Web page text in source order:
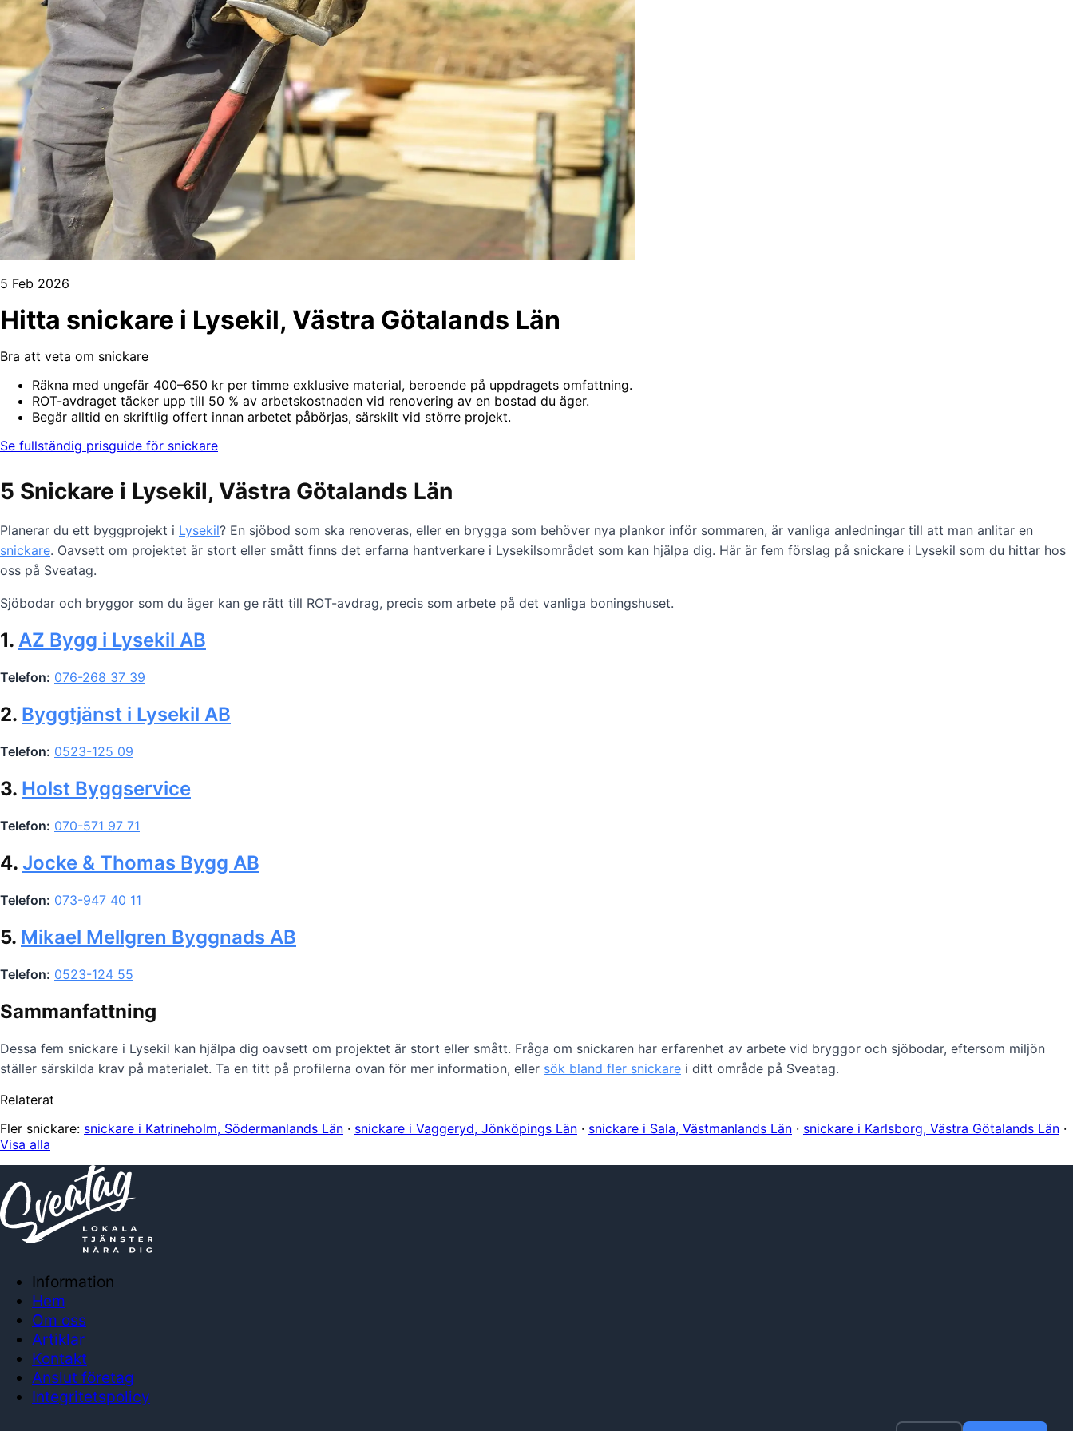
5 Feb 2026
Hitta snickare i Lysekil, Västra Götalands Län
Bra att veta om snickare
Räkna med ungefär 400–650 kr per timme exklusive material, beroende på uppdragets omfattning.
ROT-avdraget täcker upp till 50 % av arbetskostnaden vid renovering av en bostad du äger.
Begär alltid en skriftlig offert innan arbetet påbörjas, särskilt vid större projekt.
Se fullständig prisguide för snickare
5 Snickare i Lysekil, Västra Götalands Län
Planerar du ett byggprojekt i Lysekil? En sjöbod som ska renoveras, eller en brygga som behöver nya plankor inför sommaren, är vanliga anledningar till att man anlitar en
snickare. Oavsett om projektet är stort eller smått finns det erfarna hantverkare i Lysekilsområdet som kan hjälpa dig. Här är fem förslag på snickare i Lysekil som du hittar hos
oss på Sveatag.
Sjöbodar och bryggor som du äger kan ge rätt till ROT-avdrag, precis som arbete på det vanliga boningshuset.
1. AZ Bygg i Lysekil AB
Telefon: 076-268 37 39
2. Byggtjänst i Lysekil AB
Telefon: 0523-125 09
3. Holst Byggservice
Telefon: 070-571 97 71
4. Jocke & Thomas Bygg AB
Telefon: 073-947 40 11
5. Mikael Mellgren Byggnads AB
Telefon: 0523-124 55
Sammanfattning
Dessa fem snickare i Lysekil kan hjälpa dig oavsett om projektet är stort eller smått. Fråga om snickaren har erfarenhet av arbete vid bryggor och sjöbodar, eftersom miljön
ställer särskilda krav på materialet. Ta en titt på profilerna ovan för mer information, eller sök bland fler snickare i ditt område på Sveatag.
Relaterat
Fler snickare: snickare i Katrineholm, Södermanlands Län · snickare i Vaggeryd, Jönköpings Län · snickare i Sala, Västmanlands Län · snickare i Karlsborg, Västra Götalands Län ·
Visa alla
Information
Hem
Om oss
Artiklar
Kontakt
Anslut företag
Integritetspolicy